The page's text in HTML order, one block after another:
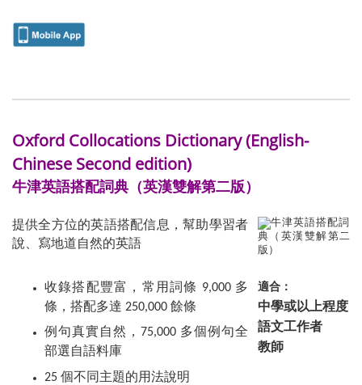
Oxford Collocations Dictionary (English-
Chinese Second edition)
牛津英語搭配詞典（英漢雙解第二版）
提供全方位的英語搭配信息，幫助學習者
說、寫地道自然的英語
收錄搭配豐富，常用詞條 9,000 多
條，搭配多達 250,000 餘條
例句真實自然，75,000 多個例句全
部選自語料庫
25 個不同主題的用法說明
適合：
中學或以上程度
語文工作者
教師